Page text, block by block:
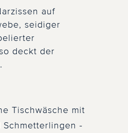
auf
seidiger
deckt der
Tischwäsche mit
Schmetterlingen -